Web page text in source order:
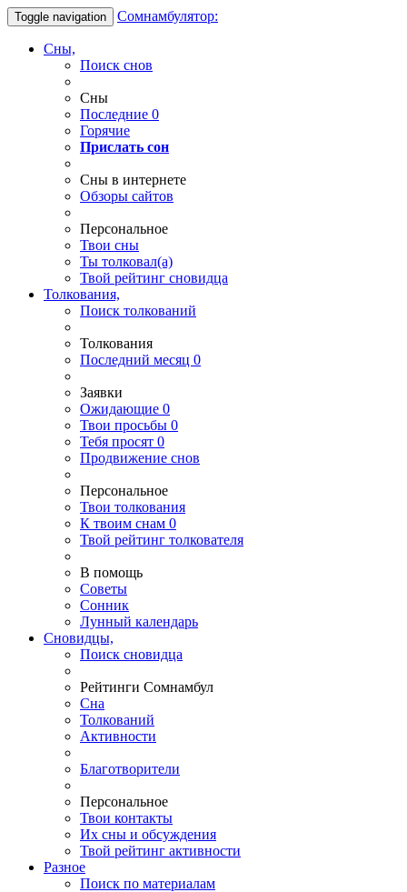
Toggle navigation Сомнамбулятор:
Сны,
Поиск снов
Сны
Последние 0
Горячие
Прислать сон
Сны в интернете
Обзоры сайтов
Персональное
Твои сны
Ты толковал(а)
Твой рейтинг сновидца
Толкования,
Поиск толкований
Толкования
Последний месяц 0
Заявки
Ожидающие 0
Твои просьбы 0
Тебя просят 0
Продвижение снов
Персональное
Твои толкования
К твоим снам 0
Твой рейтинг толкователя
В помощь
Советы
Сонник
Лунный календарь
Сновидцы,
Поиск сновидца
Рейтинги Сомнамбул
Сна
Толкований
Активности
Благотворители
Персональное
Твои контакты
Их сны и обсуждения
Твой рейтинг активности
Разное
Поиск по материалам